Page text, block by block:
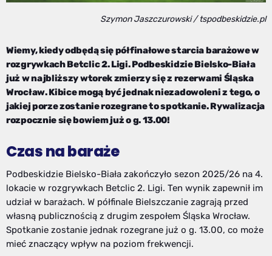
Szymon Jaszczurowski / tspodbeskidzie.pl
Wiemy, kiedy odbędą się półfinałowe starcia barażowe w
rozgrywkach Betclic 2. Ligi. Podbeskidzie Bielsko-Biała
już w najbliższy wtorek zmierzy się z rezerwami Śląska
Wrocław. Kibice mogą być jednak niezadowoleni z tego, o
jakiej porze zostanie rozegrane to spotkanie. Rywalizacja
rozpocznie się bowiem już o g. 13.00!
Czas na baraże
Podbeskidzie Bielsko-Biała zakończyło sezon 2025/26 na 4.
lokacie w rozgrywkach Betclic 2. Ligi. Ten wynik zapewnił im
udział w barażach. W półfinale Bielszczanie zagrają przed
własną publicznością z drugim zespołem Śląska Wrocław.
Spotkanie zostanie jednak rozegrane już o g. 13.00, co może
mieć znaczący wpływ na poziom frekwencji.